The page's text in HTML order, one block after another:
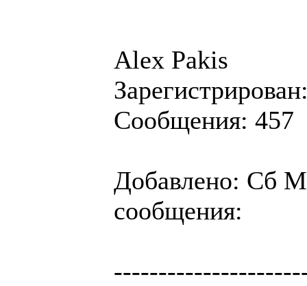
Alex Pakis
Сообщения: 457
Добавлено: Сб
сообщения: